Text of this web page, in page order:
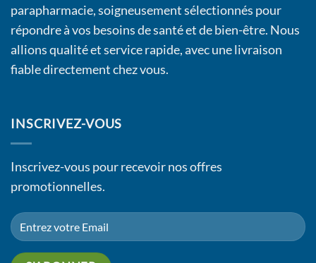
parapharmacie, soigneusement sélectionnés pour
répondre à vos besoins de santé et de bien-être. Nous
allions qualité et service rapide, avec une livraison
fiable directement chez vous.
INSCRIVEZ-VOUS
Inscrivez-vous pour recevoir nos offres
promotionnelles.